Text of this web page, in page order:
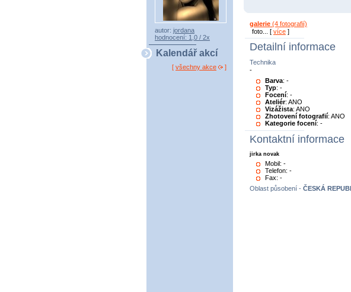
autor: jordana
hodnocení: 1,0 / 2x
Kalendář akcí
[ všechny akce ]
galerie (4 fotografií)
foto... [ více ]
Detailní informace
Technika
-
Barva: -
Typ: -
Focení: -
Ateliér: ANO
Vizážista: ANO
Zhotovení fotografií: ANO
Kategorie focení: -
Kontaktní informace
jirka novak
Mobil: -
Telefon: -
Fax: -
Oblast působení - ČESKÁ